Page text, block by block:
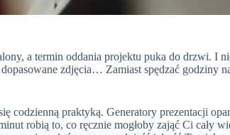
a termin oddania projektu puka do drzwi. I
zdjęcia… Zamiast spędzać godziny
codzienną praktyką. Generatory prezentacji
robią to, co ręcznie mogłoby zająć Ci cały